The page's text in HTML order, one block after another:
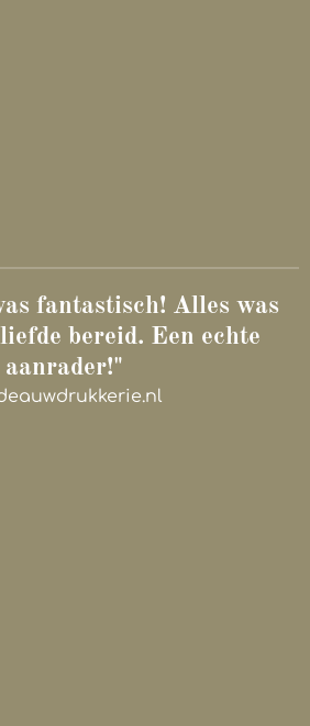
fantastisch! Alles was
bereid. Een echte
aanrader!"